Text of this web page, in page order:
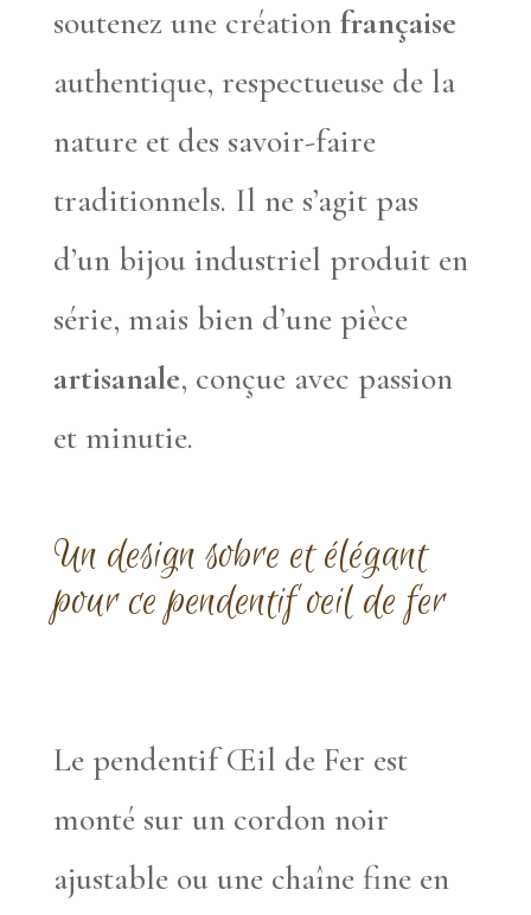
soutenez une création française
authentique, respectueuse de la
nature et des savoir-faire
traditionnels. Il ne s’agit pas
d’un bijou industriel produit en
série, mais bien d’une pièce
artisanale, conçue avec passion
et minutie.
Un design sobre et élégant
pour ce pendentif oeil de fer
Le pendentif Œil de Fer est
monté sur un cordon noir
ajustable ou une chaîne fine en